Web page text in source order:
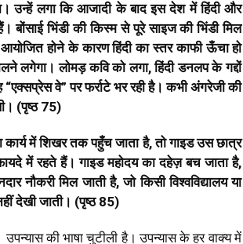
उन्हें लगा कि आजादी के बाद इस देश में हिंदी और
बोंसाई भिंडी की किस्म से पूरे साइज की भिंडी मिल
आयोजित होने के कारण हिंदी का स्तर काफी ऊँचा हो
लगेगा। लोमड़ कवि को लगा,हिंदी डनलप के गद्दों
“एक्सप्रेस वे”पर फर्राटे भर रही है। कभी अंगरेजी की
(पृष्ठ 75)
कार्य में शिखर तक पहुँच जाता है,तो गाइड उस छात्र
में रहते हैं। गाइड महोदय का दहेज़ बच जाता है,
नौकरी मिल जाती है,जो किसी विश्वविद्यालय या
देखी जाती। (पृष्ठ 85)
की भाषा चुटीली है। उपन्यास के हर वाक्य में